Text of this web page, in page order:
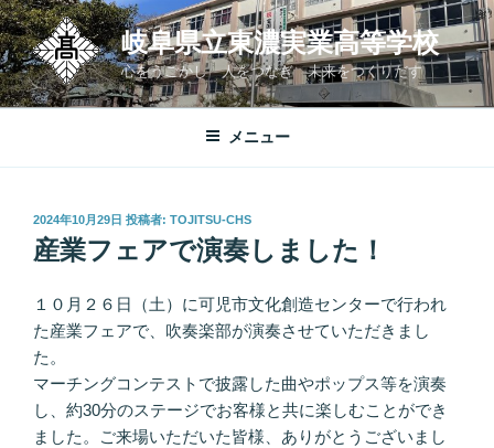
コ
ン
テ
ン
ス
岐阜県立東濃実業高等学校
心をうごかし 人をつなぎ 未来をつくりだす
メニュー
投
稿
日:
2024年10月29日 投稿者: TOJITSU-CHS
産業フェアで演奏しました！
１０月２６日（土）に可児市文化創造センターで行われ
た産業フェアで、吹奏楽部が演奏させていただきまし
た。
マーチングコンテストで披露した曲やポップス等を演奏
し、約30分のステージでお客様と共に楽しむことができ
ました。ご来場いただいた皆様、ありがとうございまし